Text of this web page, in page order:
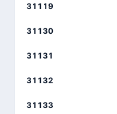
31119
31130
31131
31132
31133